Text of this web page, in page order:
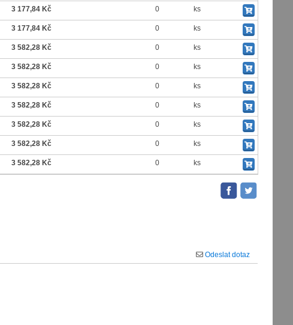
3 177,84 Kč 0 ks
3 177,84 Kč 0 ks
3 582,28 Kč 0 ks
3 582,28 Kč 0 ks
3 582,28 Kč 0 ks
3 582,28 Kč 0 ks
3 582,28 Kč 0 ks
3 582,28 Kč 0 ks
3 582,28 Kč 0 ks
Odeslat dotaz